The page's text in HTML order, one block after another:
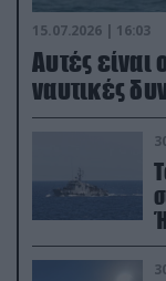
15.07.2026 | 16:03
Aυτές είναι
ναυτικές